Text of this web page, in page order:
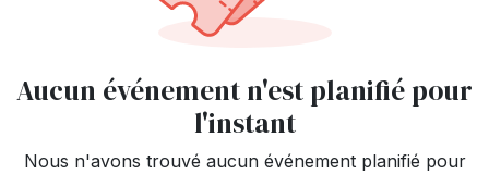
Aucun événement n'est planifié pour
l'instant
Nous n'avons trouvé aucun événement planifié pour